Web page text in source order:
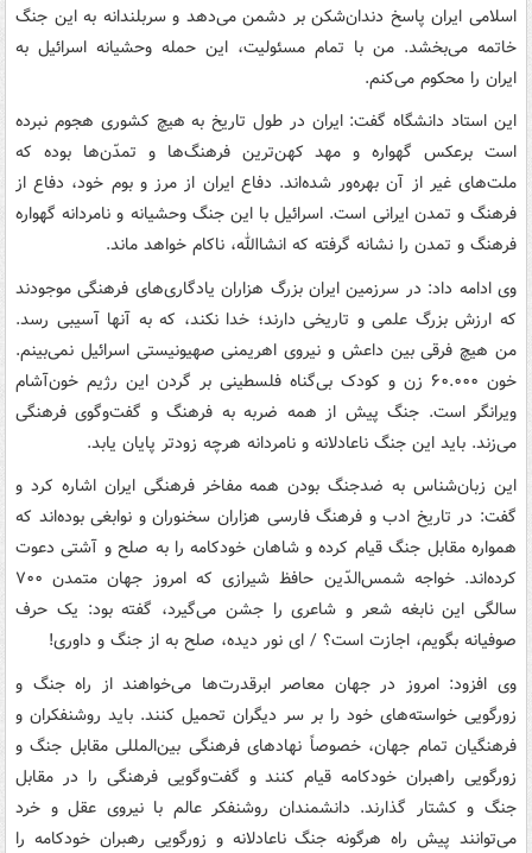
اسلامی ایران پاسخ دندان‌شکن بر دشمن می‌دهد و سربلندانه به این جنگ
خاتمه می‌بخشد. من با تمام مسئولیت، این حمله وحشیانه اسرائیل به
ایران را محکوم می‌کنم.
این استاد دانشگاه گفت: ایران در طول تاریخ به هیچ کشوری هجوم نبرده
است برعکس گهواره و مهد کهن‌ترین فرهنگ‌ها و تمدّن‌ها بوده که
ملت‌های غیر از آن بهره‌ور شده‌اند. دفاع ایران از مرز و بوم خود، دفاع از
فرهنگ و تمدن ایرانی است. اسرائیل با این جنگ وحشیانه و نامردانه گهواره
فرهنگ و تمدن را نشانه گرفته که انشاالله، ناکام خواهد ماند.
وی ادامه داد: در سرزمین ایران بزرگ هزاران یادگاری‌های فرهنگی موجودند
که ارزش بزرگ علمی و تاریخی دارند؛ خدا نکند، که به آنها آسیبی رسد.
من هیچ فرقی بین داعش و نیروی اهریمنی صهیونیستی اسرائیل نمی‌بینم.
خون ۶۰.۰۰۰ زن و کودک بی‌گناه فلسطینی بر گردن این رژیم خون‌آشام
ویرانگر است. جنگ پیش از همه ضربه به فرهنگ و گفت‌وگوی فرهنگی
می‌زند. باید این جنگ ناعادلانه و نامردانه هرچه زودتر پایان یابد.
این زبان‌شناس به ضدجنگ بودن همه مفاخر فرهنگی ایران اشاره کرد و
گفت: در تاریخ ادب و فرهنگ فارسی هزاران سخنوران و نوابغی بوده‌اند که
همواره مقابل جنگ قیام کرده و شاهان خودکامه را به صلح و آشتی دعوت
کرده‌اند. خواجه شمس‌الدّین حافظ شیرازی که امروز جهان متمدن ۷۰۰
سالگی این نابغه شعر و شاعری را جشن می‌گیرد، گفته بود: یک حرف
صوفیانه بگویم، اجازت است؟ / ای نور دیده، صلح به از جنگ و داوری!
وی افزود: امروز در جهان معاصر ابرقدرت‌ها می‌خواهند از راه جنگ و
زورگویی خواسته‌های خود را بر سر دیگران تحمیل کنند. باید روشنفکران و
فرهنگیان تمام جهان، خصوصاً نهادهای فرهنگی بین‌المللی مقابل جنگ و
زورگویی راهبران خودکامه قیام کنند و گفت‌وگویی فرهنگی را در مقابل
جنگ و کشتار گذارند. دانشمندان روشنفکر عالم با نیروی عقل و خرد
می‌توانند پیش راه هرگونه جنگ ناعادلانه و زورگویی رهبران خودکامه را